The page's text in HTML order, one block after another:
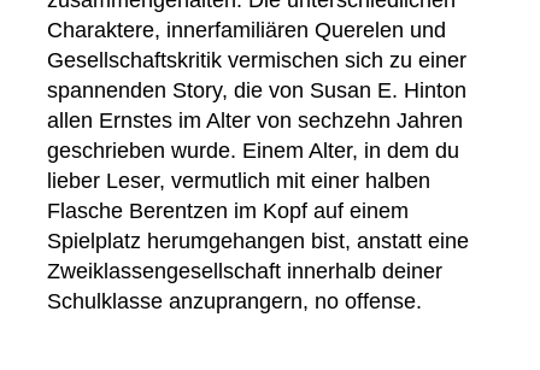
Charaktere, innerfamiliären Querelen und
Gesellschaftskritik vermischen sich zu einer
spannenden Story, die von Susan E. Hinton
allen Ernstes im Alter von sechzehn Jahren
geschrieben wurde. Einem Alter, in dem du
lieber Leser, vermutlich mit einer halben
Flasche Berentzen im Kopf auf einem
Spielplatz herumgehangen bist, anstatt eine
Zweiklassengesellschaft innerhalb deiner
Schulklasse anzuprangern, no offense.